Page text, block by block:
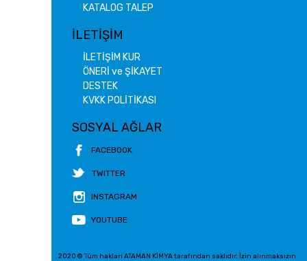
KATALOG TALEP
İLETİŞİM
İLETİŞİM KUR
ÖNERİ ve ŞİKAYET
DESTEK
KVKK POLİTİKASI
SOSYAL AĞLAR
FACEBOOK
TWITTER
INSTAGRAM
YOUTUBE
2020 © Tüm hakları ATAMAN KİMYA tarafından saklıdır. İzin alınmaksızın